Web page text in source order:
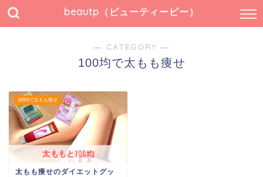
beautp（ビューティーピー）
― CATEGORY ―
100均で太もも痩せ
100均で太もも痩せ
太もも痩せのダイエットグッ